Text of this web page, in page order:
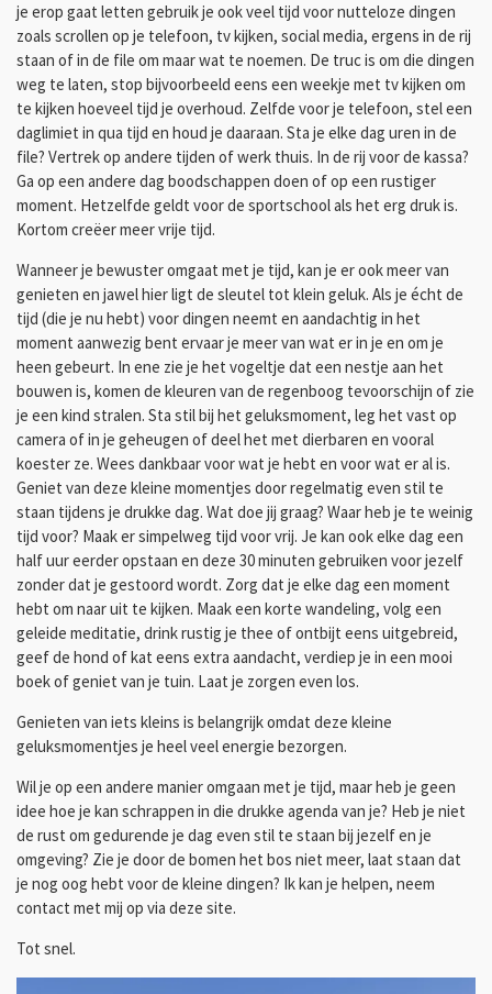
je erop gaat letten gebruik je ook veel tijd voor nutteloze dingen
zoals scrollen op je telefoon, tv kijken, social media, ergens in de rij
staan of in de file om maar wat te noemen. De truc is om die dingen
weg te laten, stop bijvoorbeeld eens een weekje met tv kijken om
te kijken hoeveel tijd je overhoud. Zelfde voor je telefoon, stel een
daglimiet in qua tijd en houd je daaraan. Sta je elke dag uren in de
file? Vertrek op andere tijden of werk thuis. In de rij voor de kassa?
Ga op een andere dag boodschappen doen of op een rustiger
moment. Hetzelfde geldt voor de sportschool als het erg druk is.
Kortom creëer meer vrije tijd.
Wanneer je bewuster omgaat met je tijd, kan je er ook meer van
genieten en jawel hier ligt de sleutel tot klein geluk. Als je écht de
tijd (die je nu hebt) voor dingen neemt en aandachtig in het
moment aanwezig bent ervaar je meer van wat er in je en om je
heen gebeurt. In ene zie je het vogeltje dat een nestje aan het
bouwen is, komen de kleuren van de regenboog tevoorschijn of zie
je een kind stralen. Sta stil bij het geluksmoment, leg het vast op
camera of in je geheugen of deel het met dierbaren en vooral
koester ze. Wees dankbaar voor wat je hebt en voor wat er al is.
Geniet van deze kleine momentjes door regelmatig even stil te
staan tijdens je drukke dag. Wat doe jij graag? Waar heb je te weinig
tijd voor? Maak er simpelweg tijd voor vrij. Je kan ook elke dag een
half uur eerder opstaan en deze 30 minuten gebruiken voor jezelf
zonder dat je gestoord wordt. Zorg dat je elke dag een moment
hebt om naar uit te kijken. Maak een korte wandeling, volg een
geleide meditatie, drink rustig je thee of ontbijt eens uitgebreid,
geef de hond of kat eens extra aandacht, verdiep je in een mooi
boek of geniet van je tuin. Laat je zorgen even los.
Genieten van iets kleins is belangrijk omdat deze kleine
geluksmomentjes je heel veel energie bezorgen.
Wil je op een andere manier omgaan met je tijd, maar heb je geen
idee hoe je kan schrappen in die drukke agenda van je? Heb je niet
de rust om gedurende je dag even stil te staan bij jezelf en je
omgeving? Zie je door de bomen het bos niet meer, laat staan dat
je nog oog hebt voor de kleine dingen? Ik kan je helpen, neem
contact met mij op via deze site.
Tot snel.